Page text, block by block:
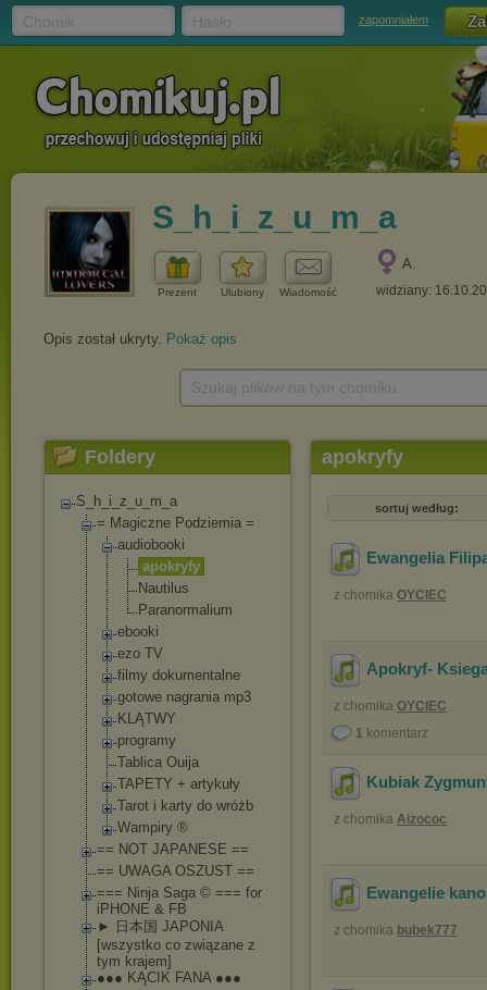
zapomniałem
S_h_i_z_u_m_a
Prezent Ulubiony Wiadomość
A.
widziany:
Opis został ukryty. Pokaż opis
Foldery
S_h_i_z_u_m_a
= Magiczne Podziemia =
audiobooki
apokryfy
Nautilus
Paranormalium
ebooki
ezo TV
filmy dokumentalne
gotowe nagrania mp3
KLĄTWY
programy
Tablica Ouija
TAPETY + artykuły
Tarot i karty do wróżb
Wampiry ®
== NOT JAPANESE ==
== UWAGA OSZUST ==
=== Ninja Saga © === for
iPHONE & FB
► 日本国 JAPONIA
[wszystko co związane z
tym krajem]
●●● KĄCIK FANA ●●●
apokryfy
sortuj według:
Ewangelia
z chomika OYCIEC
Apokryf-
z chomika OYCIEC
1 komentarz
Kubiak
z chomika Aizococ
Ewangelie
z chomika bubek777